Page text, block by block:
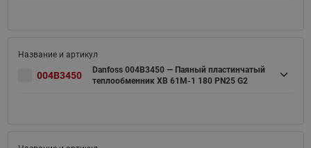
004B3450
Danfoss 004B3450 — Паяный пластинчатый
теплообменник XB 61M-1 180 PN25 G2